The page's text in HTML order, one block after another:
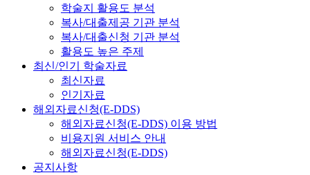
학술지 활용도 분석
복사/대출제공 기관 분석
복사/대출신청 기관 분석
활용도 높은 주제
최신/인기 학술자료
최신자료
인기자료
해외자료신청(E-DDS)
해외자료신청(E-DDS) 이용 방법
비용지원 서비스 안내
해외자료신청(E-DDS)
공지사항